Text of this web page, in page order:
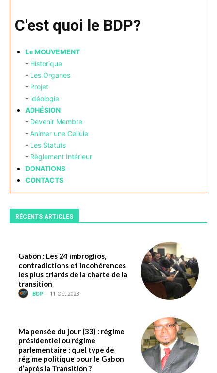
C'est quoi le BDP?
Le MOUVEMENT
- Historique
- Les Organes
- Projet
- Idéologie
ADHÉSION
- Devenir Membre
- Animer une Cellule
- Les Statuts
- Règlement Intérieur
DONATIONS
CONTACTS
RÉCENTS ARTICLES
Gabon : Les 24 imbroglios,
contradictions et incohérences
les plus criards de la charte de la
transition
BDP - 11 Oct 2023
Ma pensée du jour (33) : régime
présidentiel ou régime
parlementaire : quel type de
régime politique pour le Gabon
d’après la Transition ?